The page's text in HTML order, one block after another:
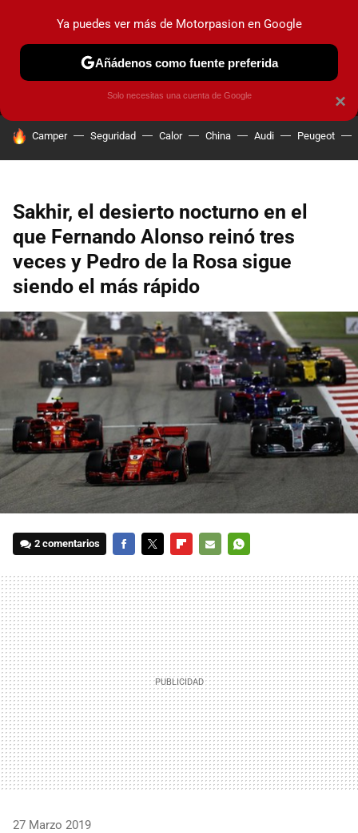
MENÚ NUEVO
COCHES ELÉCTRICOS OBSERVATORIO
HOY SE HABLA DE
Camper Seguridad Calor China Audi Peugeot
Sakhir, el desierto nocturno en el
que Fernando Alonso reinó tres
veces y Pedro de la Rosa sigue
siendo el más rápido
2 comentarios
MAIL
27 Marzo 2019
×
Ya puedes ver más de Motorpasion en Google
Añádenos como fuente preferida
Solo necesitas una cuenta de Google